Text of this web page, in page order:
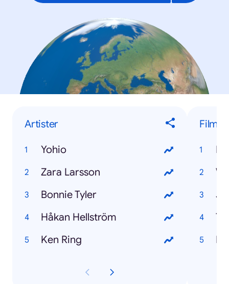
Artister
Yohio
Zara Larsson
Bonnie Tyler
Håkan Hellström
Ken Ring
Film